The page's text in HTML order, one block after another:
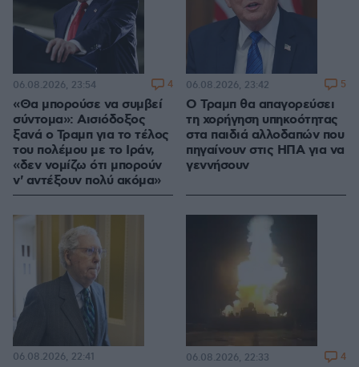
«Θα μπορούσε να συμβεί
σύντομα»: Αισιόδοξος
ξανά ο Τραμπ για το τέλος
του πολέμου με το Ιράν,
«δεν νομίζω ότι μπορούν
ν' αντέξουν πολύ ακόμα»
06.08.2026, 23:54 4
Ο Τραμπ θα απαγορεύσει
τη χορήγηση υπηκοότητας
στα παιδιά αλλοδαπών που
πηγαίνουν στις ΗΠΑ για να
γεννήσουν
06.08.2026, 23:42 5
06.08.2026, 22:41 06.08.2026, 22:33 4